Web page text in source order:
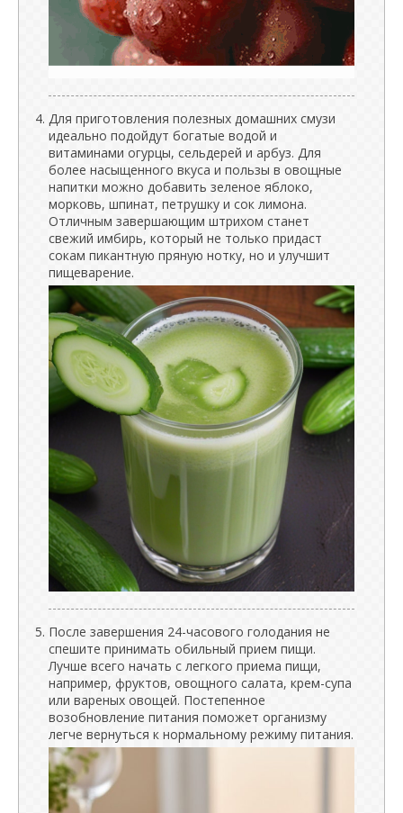
Для приготовления полезных домашних смузи
идеально подойдут богатые водой и
витаминами огурцы, сельдерей и арбуз. Для
более насыщенного вкуса и пользы в овощные
напитки можно добавить зеленое яблоко,
морковь, шпинат, петрушку и сок лимона.
Отличным завершающим штрихом станет
свежий имбирь, который не только придаст
сокам пикантную пряную нотку, но и улучшит
пищеварение.
После завершения 24-часового голодания не
спешите принимать обильный прием пищи.
Лучше всего начать с легкого приема пищи,
например, фруктов, овощного салата, крем-супа
или вареных овощей. Постепенное
возобновление питания поможет организму
легче вернуться к нормальному режиму питания.